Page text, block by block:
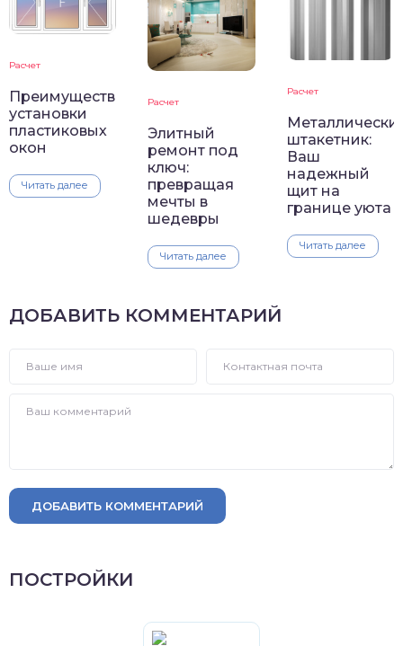
Расчет
Преимущества
установки
пластиковых
окон
Читать далее
Расчет
Элитный
ремонт под
ключ:
превращая
мечты в
шедевры
Читать далее
Расчет
штакетник:
Ваш
надежный
щит на
границе уюта
Читать далее
ДОБАВИТЬ КОММЕНТАРИЙ
ДОБАВИТЬ КОММЕНТАРИЙ
ПОСТРОЙКИ